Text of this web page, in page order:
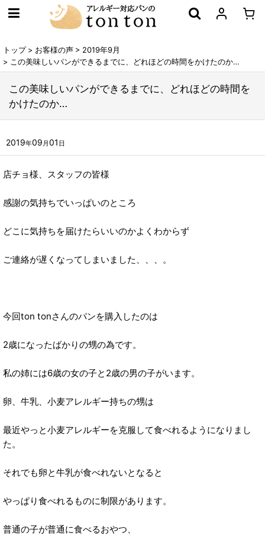
トップ > お客様の声 > 2019年9月
> この美味しいパンができるまでに、どれほどの時間をかけたのか…
この美味しいパンができるまでに、どれほどの時間を
かけたのか…
2019年09 月 01 日
店チョ様、スタッフの皆様
感謝の気持ちでいっぱいのところ
どこに気持ちを届けたらいいのかよくわからず
ご連絡が遅くなってしまいました、、、。
今回ton tonさんのパンを購入したのは
2歳になったばかりの甥の為です。
私の姉には6歳の女の子と2歳の男の子がいます。
卵、牛乳、小麦アレルギー持ちの甥は
最近やっと小麦アレルギーを克服して食べれるようになりまし
た。
それでも卵と牛乳が食べれないとなると
やっぱり食べれるものに制限があります。
普通の子が普通に食べるおやつ、